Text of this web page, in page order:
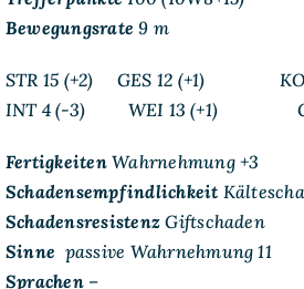
Bewegungsrate 9 m
STR 15 (+2) GES 12 (+1) KON
INT 4 (-3) WEI 13 (+1)
FertigkeitenWahrnehmung +3
Schadensempfindlichkeit
Schadensresistenz Giftschaden
Sinne passive Wahrnehmung 11
Sprachen–